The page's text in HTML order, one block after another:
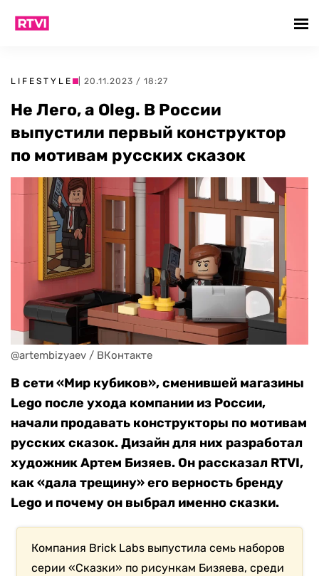
LIFESTYLE | 20.11.2023 / 18:27
Не Лего, а Oleg. В России
выпустили первый конструктор
по мотивам русских сказок
@artembizyaev / ВКонтакте
В сети «Мир кубиков», сменившей магазины
Lego после ухода компании из России,
начали продавать конструкторы по мотивам
русских сказок. Дизайн для них разработал
художник Артем Бизяев. Он рассказал RTVI,
как «дала трещину» его верность бренду
Lego и почему он выбрал именно сказки.
Компания Brick Labs выпустила семь наборов
серии «Сказки» по рисункам Бизяева, среди